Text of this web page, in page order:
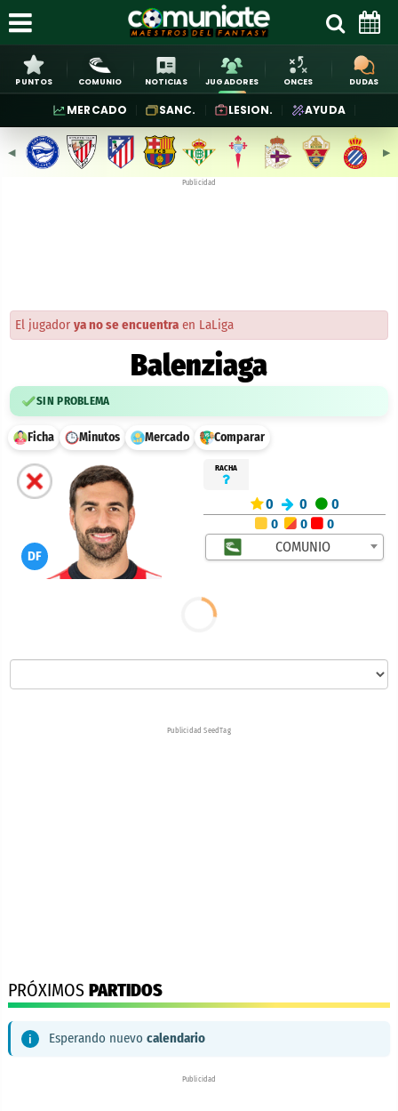
PUNTOS COMUNIO NOTICIAS JUGADORES ONCES DUDAS
MERCADO SANC. LESION. AYUDA
◀︎ ▶︎
Publicidad
El jugador ya no se encuentra en LaLiga
Balenziaga
SIN PROBLEMA
Ficha Minutos Mercado Comparar
DF
RACHA
0 0 0
0 0 0
COMUNIO
Publicidad SeedTag
PRÓXIMOS PARTIDOS
Esperando nuevo calendario
Publicidad